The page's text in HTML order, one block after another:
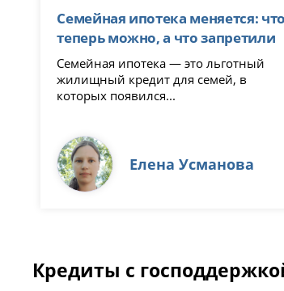
Семейная ипотека меняется: что
теперь можно, а что запретили
Семейная ипотека — это льготный
жилищный кредит для семей, в
которых появился...
Елена Усманова
Кредиты с